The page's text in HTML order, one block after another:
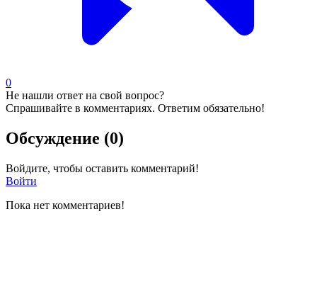
0
Не нашли ответ на свой вопрос?
Спрашивайте в комментариях. Ответим обязательно!
Обсуждение (0)
Войдите, чтобы оставить комментарий!
Войти
Пока нет комментариев!